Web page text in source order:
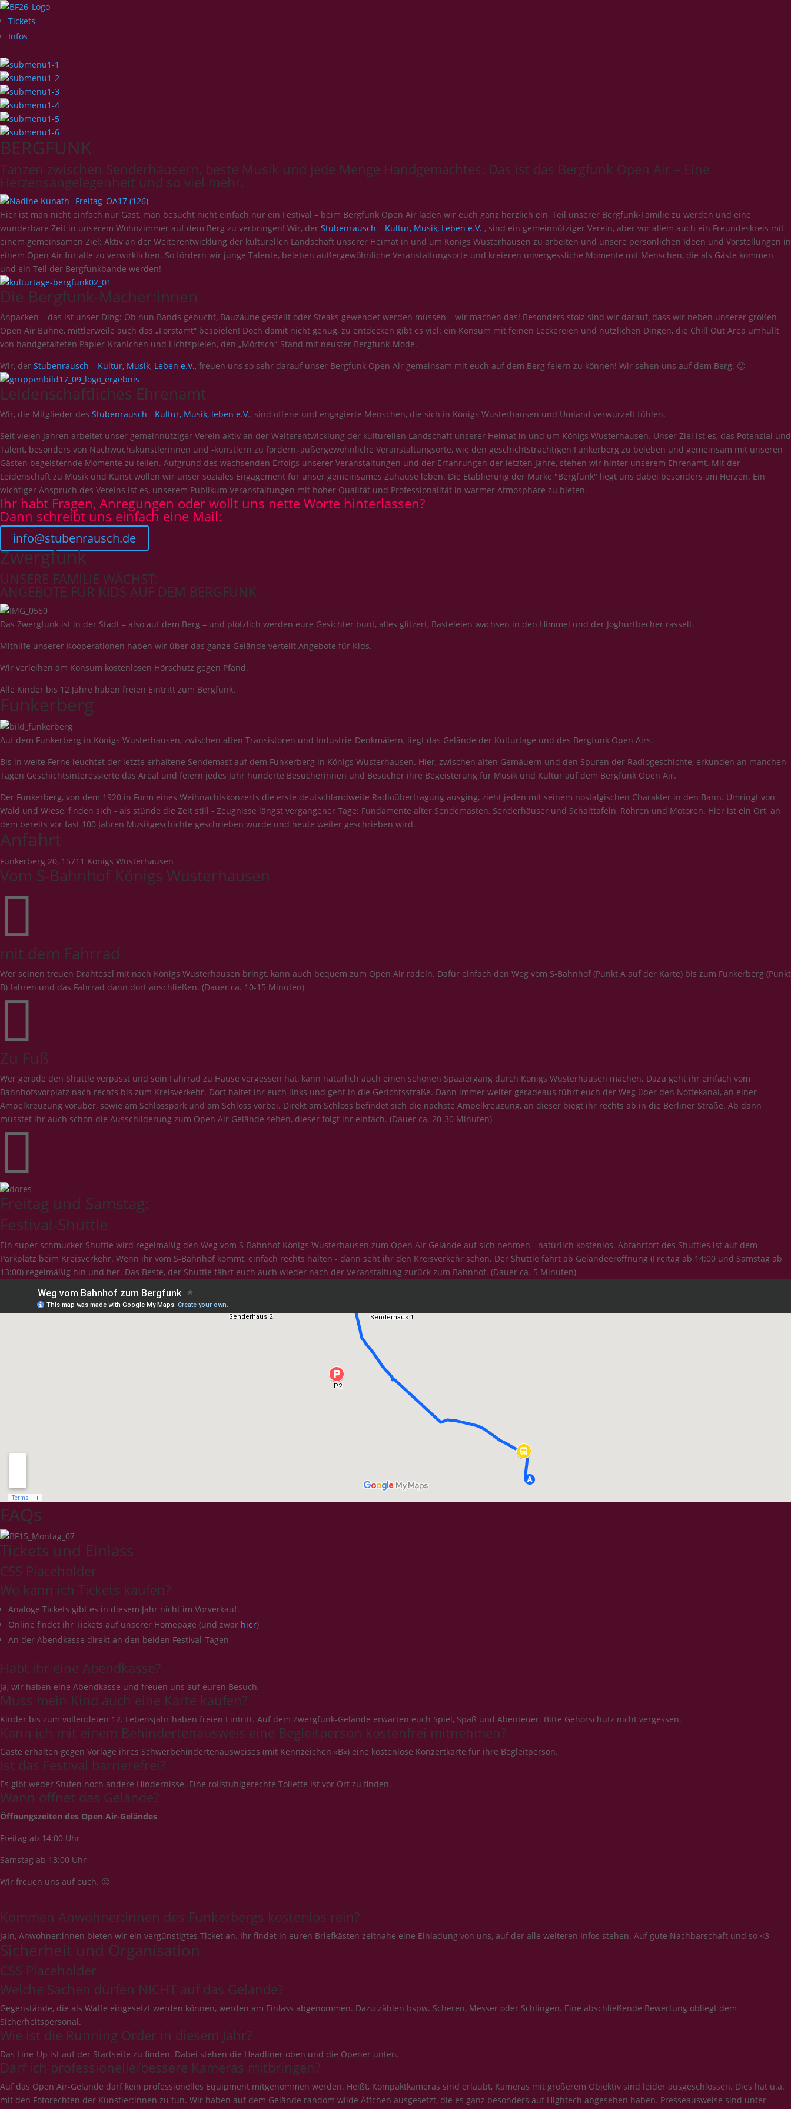
Tickets
Infos
BERGFUNK
Tanzen zwischen Senderhäusern, beste Musik und jede Menge Handgemachtes: Das ist das Bergfunk Open Air – Eine
Herzensangelegenheit und so viel mehr.
Hier ist man nicht einfach nur Gast, man besucht nicht einfach nur ein Festival – beim Bergfunk Open Air laden wir euch ganz herzlich ein, Teil unserer Bergfunk-Familie zu werden und eine
wunderbare Zeit in unserem Wohnzimmer auf dem Berg zu verbringen! Wir, der Stubenrausch – Kultur, Musik, Leben e.V. , sind ein gemeinnütziger Verein, aber vor allem auch ein Freundeskreis mit
einem gemeinsamen Ziel: Aktiv an der Weiterentwicklung der kulturellen Landschaft unserer Heimat in und um Königs Wusterhausen zu arbeiten und unsere persönlichen Ideen und Vorstellungen in
einem Open Air für alle zu verwirklichen. So fördern wir junge Talente, beleben außergewöhnliche Veranstaltungsorte und kreieren unvergessliche Momente mit Menschen, die als Gäste kommen
und ein Teil der Bergfunkbande werden!
Die Bergfunk-Macher:innen
Anpacken – das ist unser Ding: Ob nun Bands gebucht, Bauzäune gestellt oder Steaks gewendet werden müssen – wir machen das! Besonders stolz sind wir darauf, dass wir neben unserer großen
Open Air Bühne, mittlerweile auch das „Forstamt“ bespielen! Doch damit nicht genug, zu entdecken gibt es viel: ein Konsum mit feinen Leckereien und nützlichen Dingen, die Chill Out Area umhüllt
von handgefalteten Papier-Kranichen und Lichtspielen, den „Mörtsch“-Stand mit neuster Bergfunk-Mode.
Wir, der Stubenrausch – Kultur, Musik, Leben e.V., freuen uns so sehr darauf unser Bergfunk Open Air gemeinsam mit euch auf dem Berg feiern zu können! Wir sehen uns auf dem Berg. 🙂
Leidenschaftliches Ehrenamt
Wir, die Mitglieder des Stubenrausch - Kultur, Musik, leben e.V., sind offene und engagierte Menschen, die sich in Königs Wusterhausen und Umland verwurzelt fühlen.
Seit vielen Jahren arbeitet unser gemeinnütziger Verein aktiv an der Weiterentwicklung der kulturellen Landschaft unserer Heimat in und um Königs Wusterhausen. Unser Ziel ist es, das Potenzial und
Talent, besonders von Nachwuchskünstlerinnen und -künstlern zu fördern, außergewöhnliche Veranstaltungsorte, wie den geschichtsträchtigen Funkerberg zu beleben und gemeinsam mit unseren
Gästen begeisternde Momente zu teilen. Aufgrund des wachsenden Erfolgs unserer Veranstaltungen und der Erfahrungen der letzten Jahre, stehen wir hinter unserem Ehrenamt. Mit der
Leidenschaft zu Musik und Kunst wollen wir unser soziales Engagement für unser gemeinsames Zuhause leben. Die Etablierung der Marke "Bergfunk" liegt uns dabei besonders am Herzen. Ein
wichtiger Anspruch des Vereins ist es, unserem Publikum Veranstaltungen mit hoher Qualität und Professionalität in warmer Atmosphäre zu bieten.
Ihr habt Fragen, Anregungen oder wollt uns nette Worte hinterlassen?
Dann schreibt uns einfach eine Mail:
info@stubenrausch.de
Zwergfunk
UNSERE FAMILIE WÄCHST:
ANGEBOTE FÜR KIDS AUF DEM BERGFUNK
Das Zwergfunk ist in der Stadt – also auf dem Berg – und plötzlich werden eure Gesichter bunt, alles glitzert, Basteleien wachsen in den Himmel und der Joghurtbecher rasselt.
Mithilfe unserer Kooperationen haben wir über das ganze Gelände verteilt Angebote für Kids.
Wir verleihen am Konsum kostenlosen Hörschutz gegen Pfand.
Alle Kinder bis 12 Jahre haben freien Eintritt zum Bergfunk.
Funkerberg
Auf dem Funkerberg in Königs Wusterhausen, zwischen alten Transistoren und Industrie-Denkmälern, liegt das Gelände der Kulturtage und des Bergfunk Open Airs.
Bis in weite Ferne leuchtet der letzte erhaltene Sendemast auf dem Funkerberg in Königs Wusterhausen. Hier, zwischen alten Gemäuern und den Spuren der Radiogeschichte, erkunden an manchen
Tagen Geschichtsinteressierte das Areal und feiern jedes Jahr hunderte Besucherinnen und Besucher ihre Begeisterung für Musik und Kultur auf dem Bergfunk Open Air.
Der Funkerberg, von dem 1920 in Form eines Weihnachtskonzerts die erste deutschlandweite Radioübertragung ausging, zieht jeden mit seinem nostalgischen Charakter in den Bann. Umringt von
Wald und Wiese, finden sich - als stünde die Zeit still - Zeugnisse längst vergangener Tage: Fundamente alter Sendemasten, Senderhäuser und Schalttafeln, Röhren und Motoren. Hier ist ein Ort, an
dem bereits vor fast 100 Jahren Musikgeschichte geschrieben wurde und heute weiter geschrieben wird.
Anfahrt
Funkerberg 20, 15711 Königs Wusterhausen
Vom S-Bahnhof Königs Wusterhausen

mit dem Fahrrad
Wer seinen treuen Drahtesel mit nach Königs Wusterhausen bringt, kann auch bequem zum Open Air radeln. Dafür einfach den Weg vom S-Bahnhof (Punkt A auf der Karte) bis zum Funkerberg (Punkt
B) fahren und das Fahrrad dann dort anschließen. (Dauer ca. 10-15 Minuten)

Zu Fuß
Wer gerade den Shuttle verpasst und sein Fahrrad zu Hause vergessen hat, kann natürlich auch einen schönen Spaziergang durch Königs Wusterhausen machen. Dazu geht ihr einfach vom
Bahnhofsvorplatz nach rechts bis zum Kreisverkehr. Dort haltet ihr euch links und geht in die Gerichtsstraße. Dann immer weiter geradeaus führt euch der Weg über den Nottekanal, an einer
Ampelkreuzung vorüber, sowie am Schlosspark und am Schloss vorbei. Direkt am Schloss befindet sich die nächste Ampelkreuzung, an dieser biegt ihr rechts ab in die Berliner Straße. Ab dann
müsstet ihr auch schon die Ausschilderung zum Open Air Gelände sehen, dieser folgt ihr einfach. (Dauer ca. 20-30 Minuten)

Freitag und Samstag:
Festival-Shuttle
Ein super schmucker Shuttle wird regelmäßig den Weg vom S-Bahnhof Königs Wusterhausen zum Open Air Gelände auf sich nehmen - natürlich kostenlos. Abfahrtort des Shuttles ist auf dem
Parkplatz beim Kreisverkehr. Wenn ihr vom S-Bahnhof kommt, einfach rechts halten - dann seht ihr den Kreisverkehr schon. Der Shuttle fährt ab Geländeeröffnung (Freitag ab 14:00 und Samstag ab
13:00) regelmäßig hin und her. Das Beste, der Shuttle fährt euch auch wieder nach der Veranstaltung zurück zum Bahnhof. (Dauer ca. 5 Minuten)
FAQs
Tickets und Einlass
CSS Placeholder
Wo kann ich Tickets kaufen?
Analoge Tickets gibt es in diesem Jahr nicht im Vorverkauf.
Online findet ihr Tickets auf unserer Homepage (und zwar hier)
An der Abendkasse direkt an den beiden Festival-Tagen
Habt ihr eine Abendkasse?
Ja, wir haben eine Abendkasse und freuen uns auf euren Besuch.
Muss mein Kind auch eine Karte kaufen?
Kinder bis zum vollendeten 12. Lebensjahr haben freien Eintritt. Auf dem Zwergfunk-Gelände erwarten euch Spiel, Spaß und Abenteuer. Bitte Gehörschutz nicht vergessen.
Kann ich mit einem Behindertenausweis eine Begleitperson kostenfrei mitnehmen?
Gäste erhalten gegen Vorlage ihres Schwerbehindertenausweises (mit Kennzeichen »B«) eine kostenlose Konzertkarte für ihre Begleitperson.
Ist das Festival barrierefrei?
Es gibt weder Stufen noch andere Hindernisse. Eine rollstuhlgerechte Toilette ist vor Ort zu finden.
Wann öffnet das Gelände?
Öffnungszeiten des Open Air-Geländes
Freitag ab 14:00 Uhr
Samstag ab 13:00 Uhr
Wir freuen uns auf euch. 🙂
Kommen Anwohner:innen des Funkerbergs kostenlos rein?
Jain, Anwohner:innen bieten wir ein vergünstigtes Ticket an. Ihr findet in euren Briefkästen zeitnahe eine Einladung von uns, auf der alle weiteren Infos stehen. Auf gute Nachbarschaft und so <3
Sicherheit und Organisation
CSS Placeholder
Welche Sachen dürfen NICHT auf das Gelände?
Gegenstände, die als Waffe eingesetzt werden können, werden am Einlass abgenommen. Dazu zählen bspw. Scheren, Messer oder Schlingen. Eine abschließende Bewertung obliegt dem
Sicherheitspersonal.
Wie ist die Running Order in diesem Jahr?
Das Line-Up ist auf der Startseite zu finden. Dabei stehen die Headliner oben und die Opener unten.
Darf ich professionelle/bessere Kameras mitbringen?
Auf das Open Air-Gelände darf kein professionelles Equipment mitgenommen werden. Heißt, Kompaktkameras sind erlaubt, Kameras mit größerem Objektiv sind leider ausgeschlossen. Dies hat u.a.
mit den Fotorechten der Künstler:innen zu tun. Wir haben auf dem Gelände random wilde Äffchen ausgesetzt, die es ganz besonders auf Hightech abgesehen haben. Presseausweise sind unter